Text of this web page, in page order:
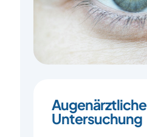
Augenärztliche
Untersuchung